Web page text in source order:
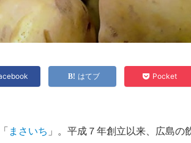
はてブ Pocket
まさいち 」。平成７年創立以来、広島の